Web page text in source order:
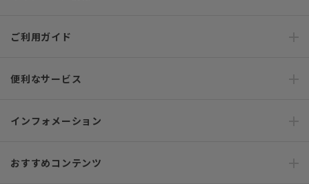
ご利用ガイド
便利なサービス
インフォメーション
おすすめコンテンツ